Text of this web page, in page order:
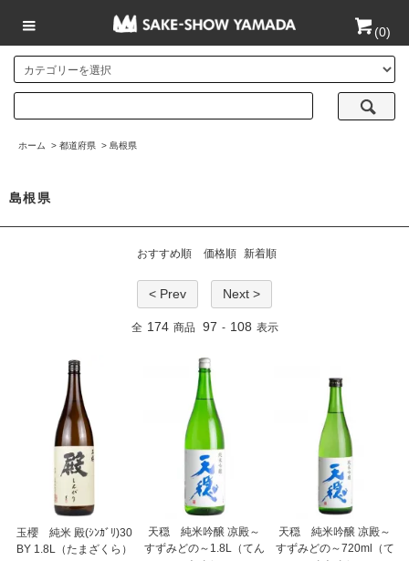
(0)
ホーム > 都道府県 > 島根県
島根県
おすすめ順 価格順 新着順
< Prev Next >
全 174 商品 97 - 108 表示
玉櫻 純米 殿(ｼﾝｶﾞﾘ)30
BY 1.8L（たまざくら）
天穏 純米吟醸 凉殿～
すずみどの～1.8L（てん
天穏 純米吟醸 凉殿～
すずみどの～720ml（て